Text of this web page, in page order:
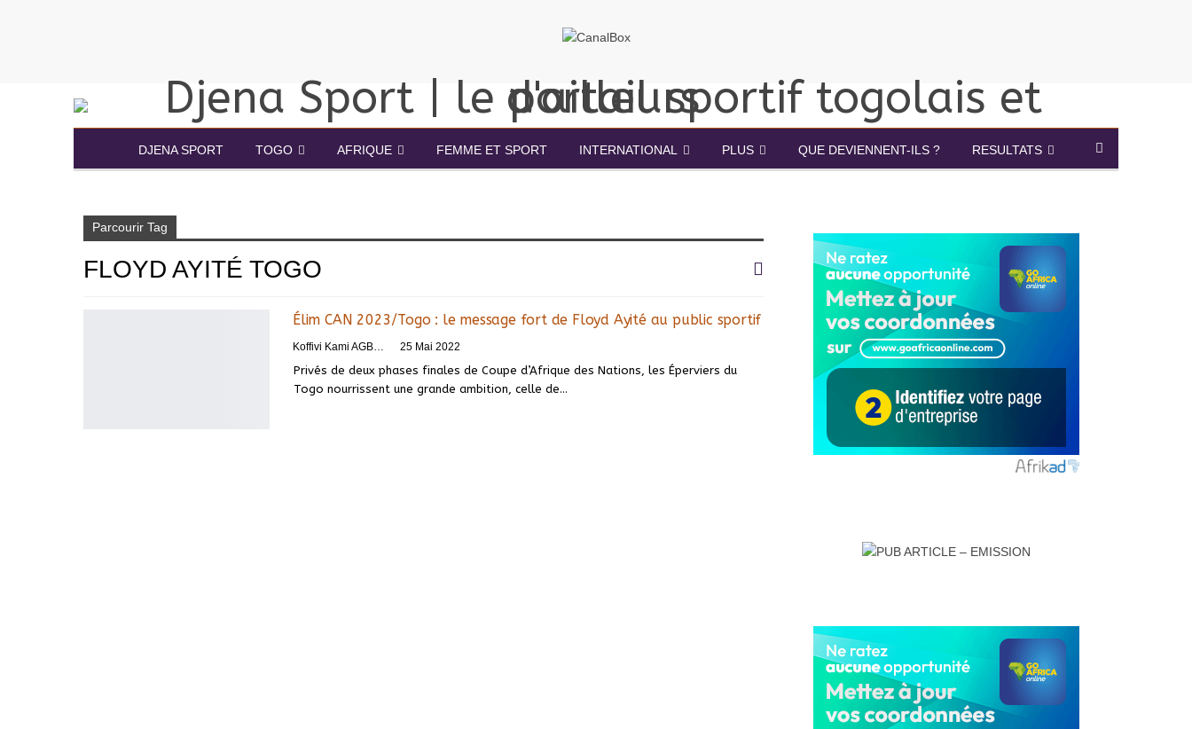
DJENA SPORT TOGO AFRIQUE FEMME ET SPORT INTERNATIONAL PLUS QUE DEVIENNENT-ILS ? RESULTATS
Parcourir Tag
FLOYD AYITÉ TOGO
Élim CAN 2023/Togo : le message fort de Floyd Ayité au public sportif
Koffivi Kami AGBETOU 25 Mai 2022
Privés de deux phases finales de Coupe d’Afrique des Nations, les Éperviers du
Togo nourrissent une grande ambition, celle de…